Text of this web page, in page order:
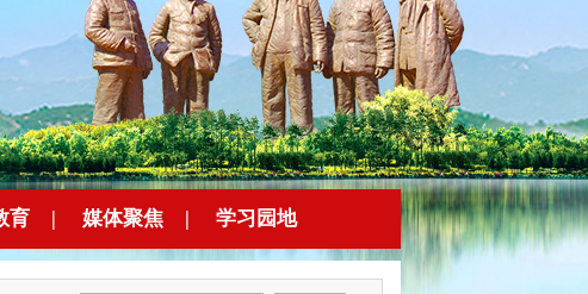
育 | 媒体聚焦 | 学习园地